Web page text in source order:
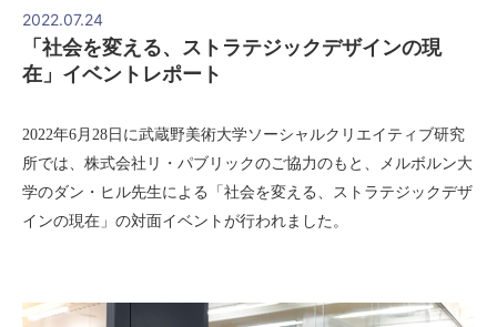
2022.07.24
「社会を変える、ストラテジックデザインの現
在」イベントレポート
2022年6月28日に武蔵野美術大学ソーシャルクリエイティブ研究
所では、株式会社リ・パブリックのご協力のもと、メルボルン大
学のダン・ヒル先生による「社会を変える、ストラテジックデザ
インの現在」の対面イベントが行われました。